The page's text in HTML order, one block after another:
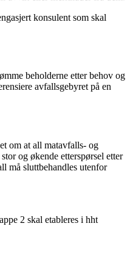
konsulent som skal
beholderne etter behov og
avfallsgebyret på en
om at all matavfalls- og
og økende etterspørsel etter
må sluttbehandles utenfor
2 skal etableres i hht